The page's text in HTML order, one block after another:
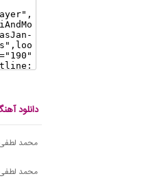
دانلود
محمد
محمد